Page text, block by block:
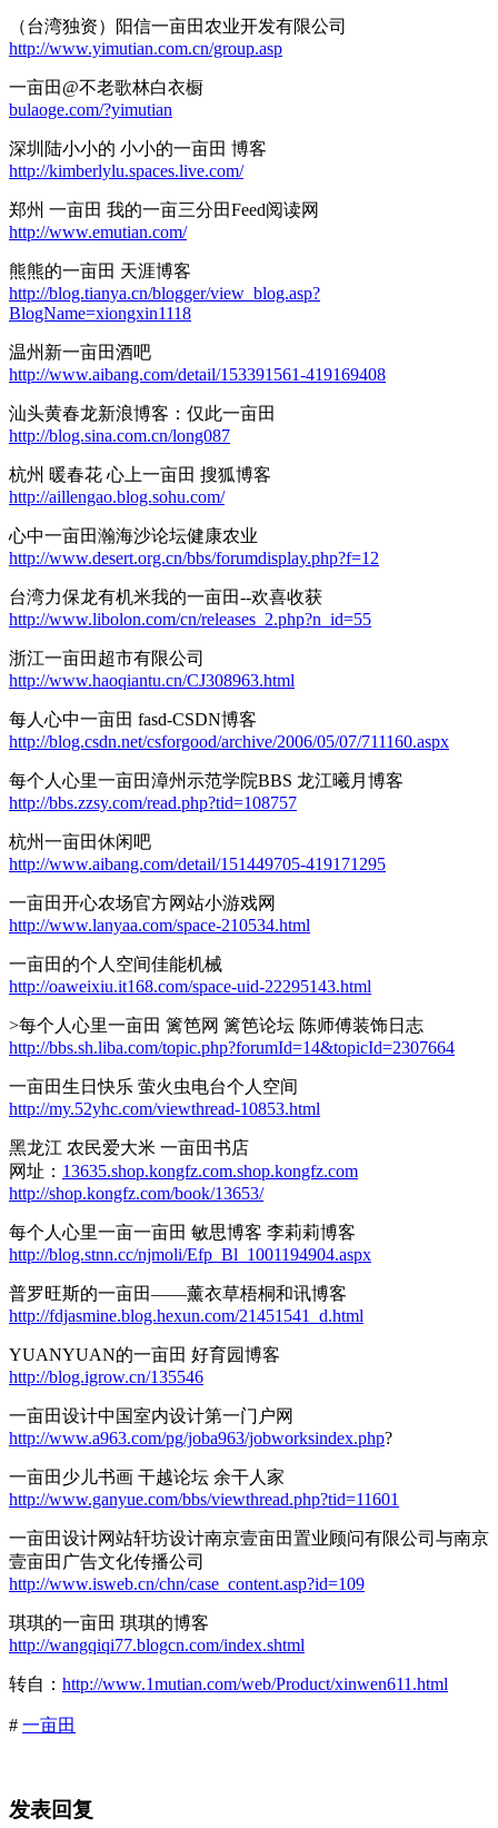
（台湾独资）阳信一亩田农业开发有限公司
http://www.yimutian.com.cn/group.asp
一亩田@不老歌林白衣橱
bulaoge.com/?yimutian
深圳陆小小的 小小的一亩田 博客
http://kimberlylu.spaces.live.com/
郑州 一亩田 我的一亩三分田Feed阅读网
http://www.emutian.com/
熊熊的一亩田 天涯博客
http://blog.tianya.cn/blogger/view_blog.asp?
BlogName=xiongxin1118
温州新一亩田酒吧
http://www.aibang.com/detail/153391561-419169408
汕头黄春龙新浪博客：仅此一亩田
http://blog.sina.com.cn/long087
杭州 暖春花 心上一亩田 搜狐博客
http://aillengao.blog.sohu.com/
心中一亩田瀚海沙论坛健康农业
http://www.desert.org.cn/bbs/forumdisplay.php?f=12
台湾力保龙有机米我的一亩田--欢喜收获
http://www.libolon.com/cn/releases_2.php?n_id=55
浙江一亩田超市有限公司
http://www.haoqiantu.cn/CJ308963.html
每人心中一亩田 fasd-CSDN博客
http://blog.csdn.net/csforgood/archive/2006/05/07/711160.aspx
每个人心里一亩田漳州示范学院BBS 龙江曦月博客
http://bbs.zzsy.com/read.php?tid=108757
杭州一亩田休闲吧
http://www.aibang.com/detail/151449705-419171295
一亩田开心农场官方网站小游戏网
http://www.lanyaa.com/space-210534.html
一亩田的个人空间佳能机械
http://oaweixiu.it168.com/space-uid-22295143.html
>每个人心里一亩田 篱笆网 篱笆论坛 陈师傅装饰日志
http://bbs.sh.liba.com/topic.php?forumId=14&topicId=2307664
一亩田生日快乐 萤火虫电台个人空间
http://my.52yhc.com/viewthread-10853.html
黑龙江 农民爱大米 一亩田书店
网址： 13635.shop.kongfz.com.shop.kongfz.com
http://shop.kongfz.com/book/13653/
每个人心里一亩一亩田 敏思博客 李莉莉博客
http://blog.stnn.cc/njmoli/Efp_Bl_1001194904.aspx
普罗旺斯的一亩田——薰衣草梧桐和讯博客
http://fdjasmine.blog.hexun.com/21451541_d.html
YUANYUAN的一亩田 好育园博客
http://blog.igrow.cn/135546
一亩田设计中国室内设计第一门户网
http://www.a963.com/pg/joba963/jobworksindex.php?
一亩田少儿书画 干越论坛 余干人家
http://www.ganyue.com/bbs/viewthread.php?tid=11601
一亩田设计网站轩坊设计南京壹亩田置业顾问有限公司与南京
壹亩田广告文化传播公司
http://www.isweb.cn/chn/case_content.asp?id=109
琪琪的一亩田 琪琪的博客
http://wangqiqi77.blogcn.com/index.shtml
转自： http://www.1mutian.com/web/Product/xinwen611.html
# 一亩田
发表回复